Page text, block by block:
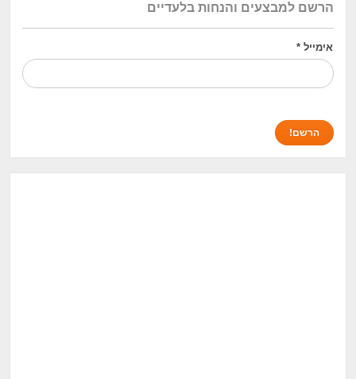
הרשם למבצעים והנחות בלעדיים
אימייל*